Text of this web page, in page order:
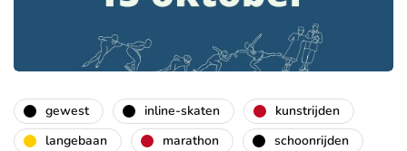
gewest inline-skaten
kunstrijden
langebaan
marathon
schoonrijden